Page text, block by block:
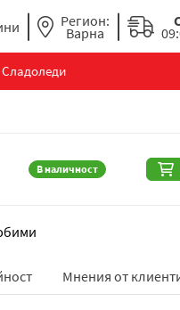
Регион:
Варна
Сладоледи
В наличност
Мнения от